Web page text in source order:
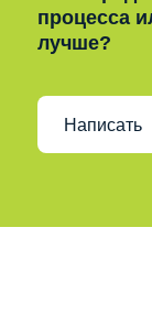
процесса
лучше?
Написать